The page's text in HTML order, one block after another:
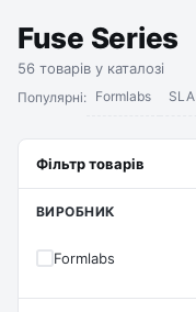
Fuse Series
56 товарів у каталозі
Популярні: Formlabs SLA
Фільтр товарів
ВИРОБНИК
Formlabs